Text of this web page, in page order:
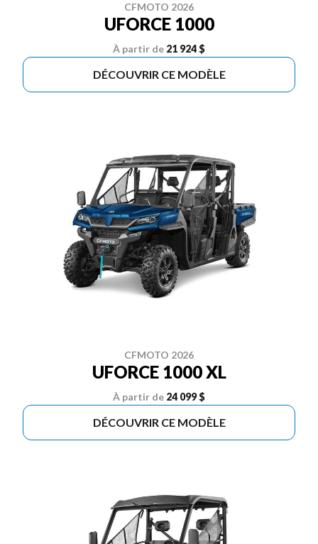
CFMOTO 2026
UFORCE 1000
À partir de 21 924 $
DÉCOUVRIR CE MODÈLE
CFMOTO 2026
UFORCE 1000 XL
À partir de 24 099 $
DÉCOUVRIR CE MODÈLE